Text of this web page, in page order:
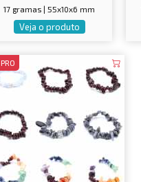
17 gramas | 55x10x6 mm
Veja o produto
PRO